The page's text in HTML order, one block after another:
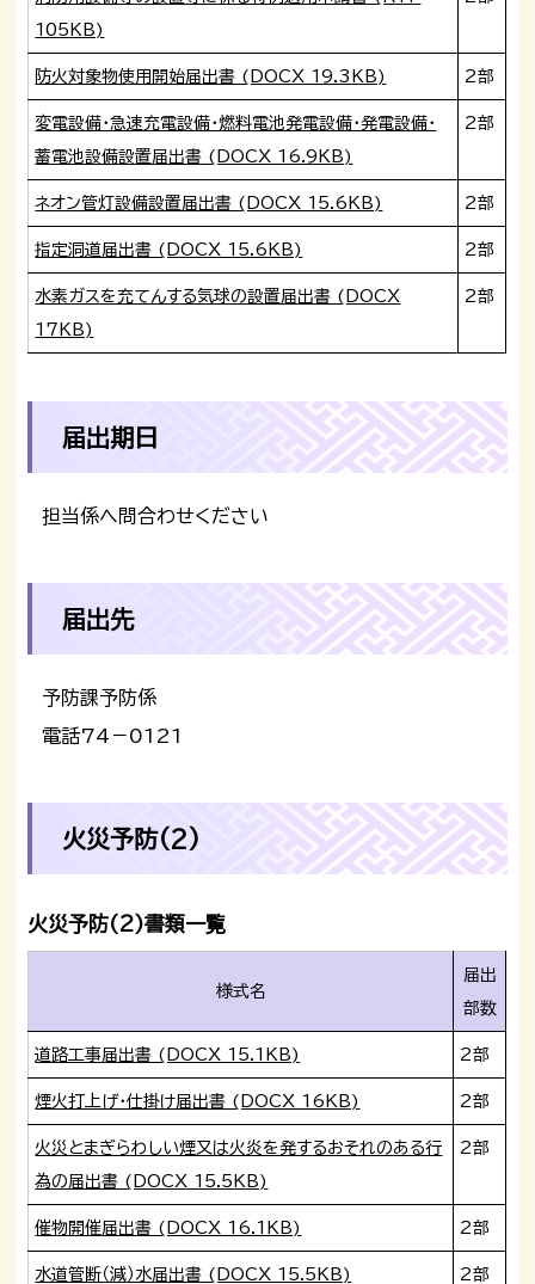
105KB)
防火対象物使用開始届出書 (DOCX 19.3KB) 2部
変電設備・急速充電設備・燃料電池発電設備・発電設備・
蓄電池設備設置届出書 (DOCX 16.9KB)
2部
ネオン管灯設備設置届出書 (DOCX 15.6KB) 2部
指定洞道届出書 (DOCX 15.6KB) 2部
水素ガスを充てんする気球の設置届出書 (DOCX
17KB)
2部
届出期日
担当係へ問合わせください
届出先
予防課予防係
電話74－0121
火災予防(2)
火災予防(2)書類一覧
様式名
届出
部数
道路工事届出書 (DOCX 15.1KB) 2部
煙火打上げ・仕掛け届出書 (DOCX 16KB) 2部
火災とまぎらわしい煙又は火炎を発するおそれのある行
為の届出書 (DOCX 15.5KB)
2部
催物開催届出書 (DOCX 16.1KB) 2部
水道管断（減）水届出書 (DOCX 15.5KB) 2部